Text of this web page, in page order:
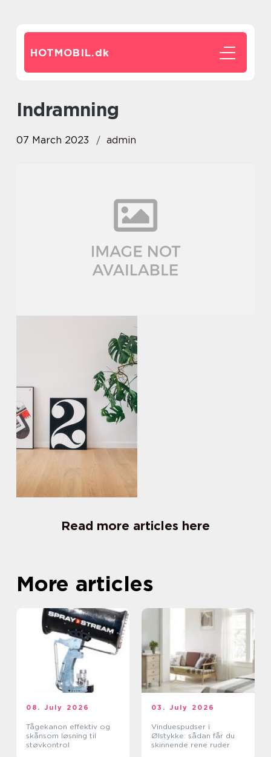
HOTMOBIL.dk
indramning
07 March 2023 admin
Read more articles here
More articles
08. July 2026
Tågekanon effektiv og
skånsom løsning til
støvkontrol
03. July 2026
Vinduespudser i
Ølstykke: sådan får du
skinnende rene ruder